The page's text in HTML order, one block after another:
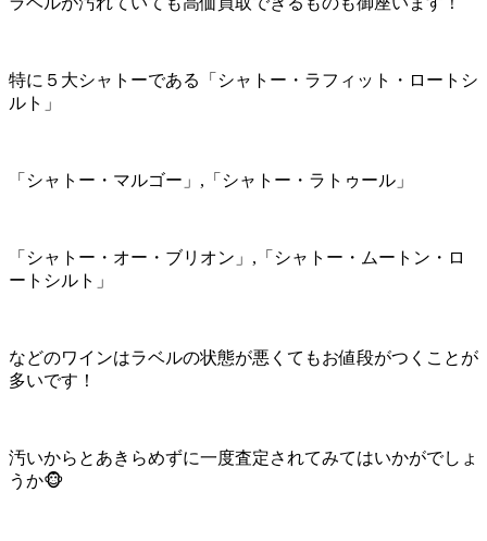
特に５大シャトーである「シャトー・ラフィット・ロートシ
ルト」
「シャトー・マルゴー」,「シャトー・ラトゥール」
「シャトー・オー・ブリオン」,「シャトー・ムートン・ロ
ートシルト」
などのワインはラベルの状態が悪くてもお値段がつくことが
多いです！
汚いからとあきらめずに一度査定されてみてはいかがでしょ
うか🐵